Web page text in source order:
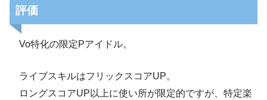
評価
Vo特化の限定Pアイドル。
ライブスキルはフリックスコアUP。
ロングスコアUP以上に使い所が限定的ですが、特定楽